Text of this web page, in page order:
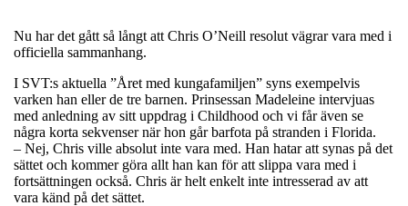
Nu har det gått så långt att Chris O’Neill resolut vägrar vara med i
officiella sammanhang.
I SVT:s aktuella ”Året med kungafamiljen” syns exempelvis
varken han eller de tre barnen. Prinsessan Madeleine intervjuas
med anledning av sitt uppdrag i Childhood och vi får även se
några korta sekvenser när hon går barfota på stranden i Florida.
– Nej, Chris ville absolut inte vara med. Han hatar att synas på det
sättet och kommer göra allt han kan för att slippa vara med i
fortsättningen också. Chris är helt enkelt inte intresserad av att
vara känd på det sättet.